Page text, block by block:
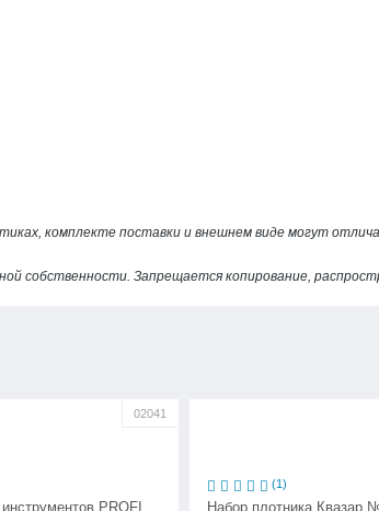
комплекте поставки и внешнем виде могут
собственности. Запрещается копирование,
02041
PROFI
(1)
Набор плотника Квазар